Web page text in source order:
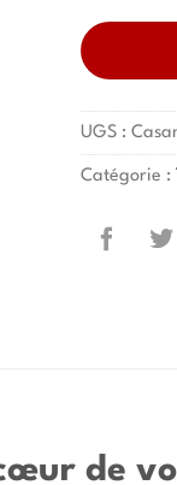
UGS :
Catégorie :
de